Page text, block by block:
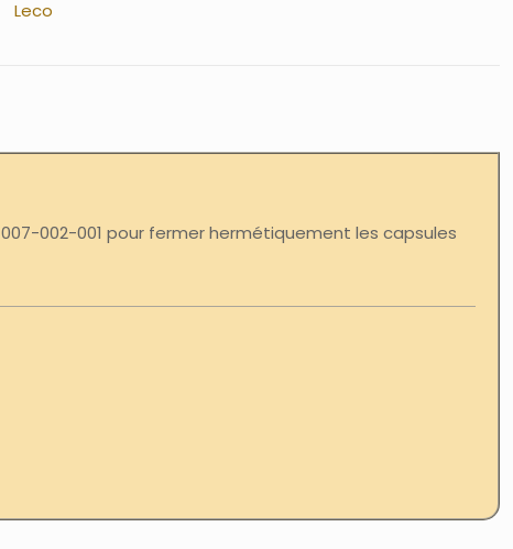
Leco
002-001 pour fermer hermétiquement les capsules